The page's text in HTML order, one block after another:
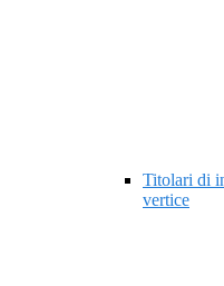
Titolari di
vertice